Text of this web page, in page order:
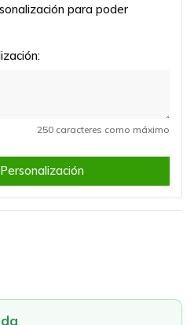
para poder
250 caracteres como máximo